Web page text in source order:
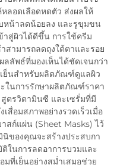
ลอดเลือดหดตัว ส่งผลให้
หน้าลดน้อยลง และรูขุมขน
สู่ผิวได้ดีขึ้น การใช้ครีม
สามารถลดถุงใต้ตาและรอย
ลลัพธ์ที่มองเห็นได้ชัดเจนกว่า
ย็นสำหรับผลิตภัณฑ์ดูแลผิว
ในการรักษาผลิตภัณฑ์ราคา
ตรวิตามินซี และเซรั่มที่มี
สื่อมสภาพอย่างรวดเร็วเมื่อ
สก์แผ่น (Sheet Masks) ไว้
ของคุณจะสร้างประสบกา
ในการลดอาการบวมและ
ที่เย็นอย่างสม่ำเสมอช่วย